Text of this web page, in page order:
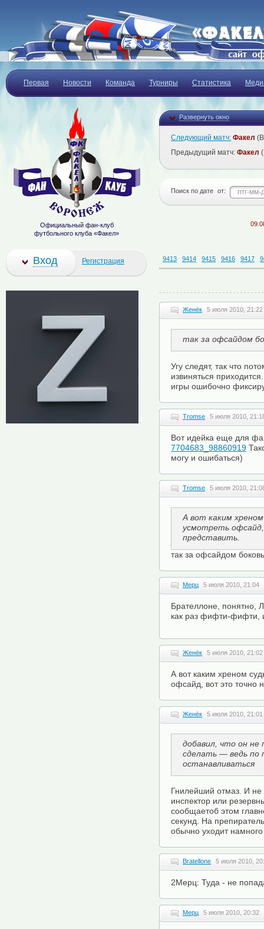
Первая Новости Команда Турниры Статистика
Развернуть окно
Следующий матч: Факел
Предыдущий матч: Факел
Поиск по дате от:
9413 9414 9415 9416 9417
Женёк 5 июля 2010, 21:22
так за офсайдом
Угу следят, так что
извиняться
игры ошибочно
Tromse 5 июля 2010,
Вот идейка еще для
7704683_98860919
могу и ошибаться)
Tromse 5 июля 2010,
А вот каким
усмотреть
представить.
так за офсайдом
Мерц 5 июля 2010, 21:04
Брателлоне, понятно,
как раз фифти-фифти,
Женёк 5 июля 2010, 21:02
А вот каким хреном
офсайд, вот это точно
Женёк 5 июля 2010, 21:01
добавил, что он не
сделать — ведь
останавливаться
Гнилейший отмаз. И не
инспектор или
сообщаетоб этом
секунд. На
обычно уходит
Bratellone 5 июля 2010,
2Мерц: Туда - не
Мерц 5 июля 2010, 20:32
Официальный фан-клуб
футбольного клуба «Факел»
Вход Регистрация